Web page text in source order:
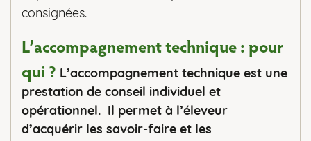
consignées.
L’accompagnement technique : pour
qui ? L’accompagnement technique est une
prestation de conseil individuel et
opérationnel. Il permet à l’éleveur
d’acquérir les savoir-faire et les